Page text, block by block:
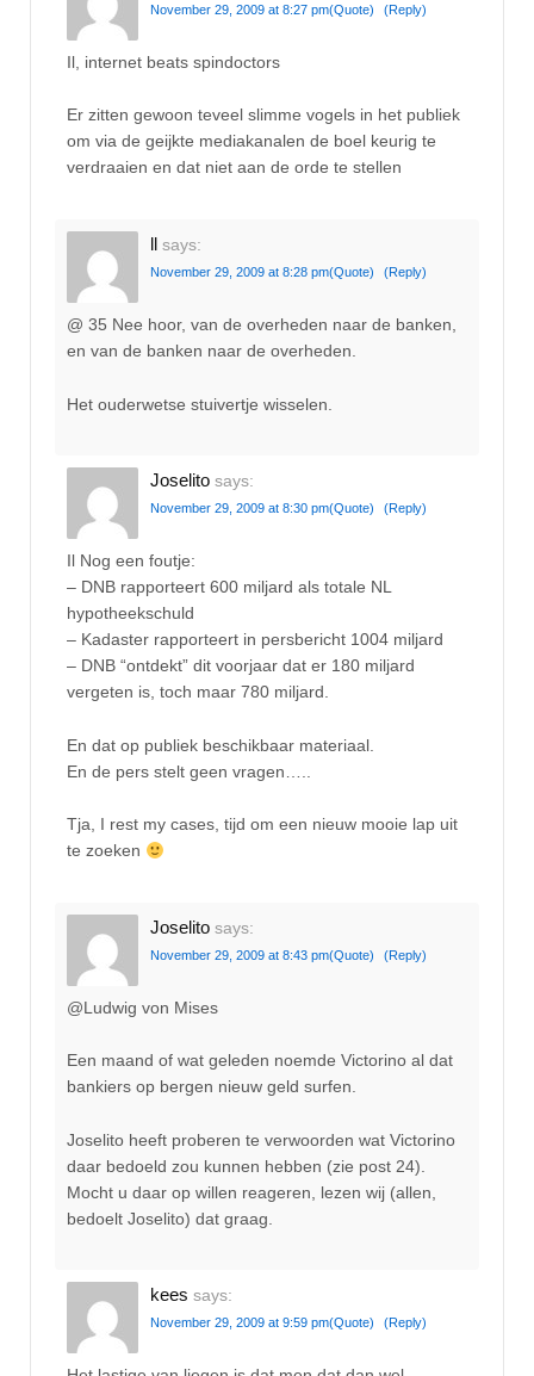
November 29, 2009 at 8:27 pm(Quote) (Reply)
Il, internet beats spindoctors
Er zitten gewoon teveel slimme vogels in het publiek
om via de geijkte mediakanalen de boel keurig te
verdraaien en dat niet aan de orde te stellen
ll says:
November 29, 2009 at 8:28 pm(Quote) (Reply)
@ 35 Nee hoor, van de overheden naar de banken,
en van de banken naar de overheden.
Het ouderwetse stuivertje wisselen.
Joselito says:
November 29, 2009 at 8:30 pm(Quote) (Reply)
Il Nog een foutje:
– DNB rapporteert 600 miljard als totale NL
hypotheekschuld
– Kadaster rapporteert in persbericht 1004 miljard
– DNB “ontdekt” dit voorjaar dat er 180 miljard
vergeten is, toch maar 780 miljard.
En dat op publiek beschikbaar materiaal.
En de pers stelt geen vragen…..
Tja, I rest my cases, tijd om een nieuw mooie lap uit
te zoeken
Joselito says:
November 29, 2009 at 8:43 pm(Quote) (Reply)
@Ludwig von Mises
Een maand of wat geleden noemde Victorino al dat
bankiers op bergen nieuw geld surfen.
Joselito heeft proberen te verwoorden wat Victorino
daar bedoeld zou kunnen hebben (zie post 24).
Mocht u daar op willen reageren, lezen wij (allen,
bedoelt Joselito) dat graag.
kees says:
November 29, 2009 at 9:59 pm(Quote) (Reply)